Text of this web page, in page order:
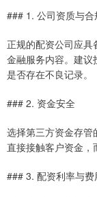
### 1. 公司资质与合
正规的配资公司应具
金融服务内容。建议
是否存在不良记录。
### 2. 资金安全
选择第三方资金存管
直接接触客户资金，
### 3. 配资利率与费